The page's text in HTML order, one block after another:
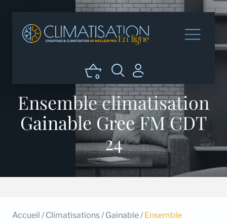
0
Ensemble climatisation
Gainable Gree FM CDT
24
Accueil / Climatisations/ Gainable/ Ensemble